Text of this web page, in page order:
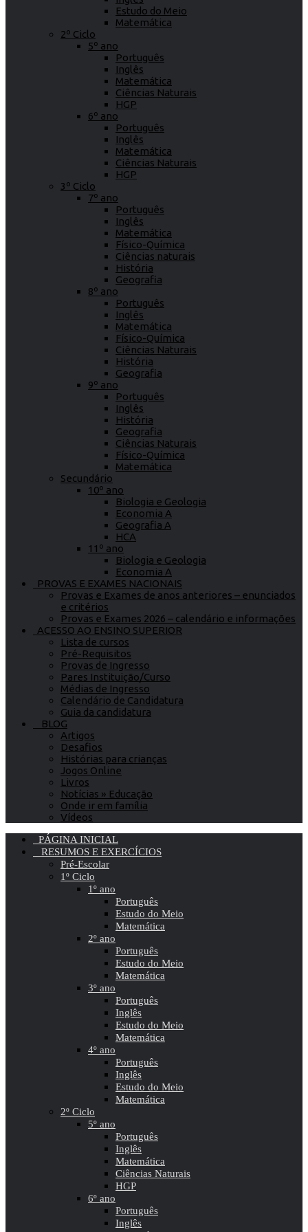
Estudo do Meio
Matemática
2º Ciclo
5º ano
Português
Inglês
Matemática
Ciências Naturais
HGP
6º ano
Português
Inglês
Matemática
Ciências Naturais
HGP
3º Ciclo
7º ano
Português
Inglês
Matemática
Físico-Química
Ciências naturais
História
Geografia
8º ano
Português
Inglês
Matemática
Físico-Química
Ciências Naturais
História
Geografia
9º ano
Português
Inglês
História
Geografia
Ciências Naturais
Físico-Química
Matemática
Secundário
10º ano
Biologia e Geologia
Economia A
Geografia A
HCA
11º ano
Biologia e Geologia
Economia A
PROVAS E EXAMES NACIONAIS
Provas e Exames de anos anteriores – enunciados
e critérios
Provas e Exames 2026 – calendário e informações
ACESSO AO ENSINO SUPERIOR
Lista de cursos
Pré-Requisitos
Provas de Ingresso
Pares Instituição/Curso
Médias de Ingresso
Calendário de Candidatura
Guia da candidatura
BLOG
Artigos
Desafios
Histórias para crianças
Jogos Online
Livros
Notícias » Educação
Onde ir em família
Vídeos
PÁGINA INICIAL
RESUMOS E EXERCÍCIOS
Pré-Escolar
1º Ciclo
1º ano
Português
Estudo do Meio
Matemática
2º ano
Português
Estudo do Meio
Matemática
3º ano
Português
Inglês
Estudo do Meio
Matemática
4º ano
Português
Inglês
Estudo do Meio
Matemática
2º Ciclo
5º ano
Português
Inglês
Matemática
Ciências Naturais
HGP
6º ano
Português
Inglês